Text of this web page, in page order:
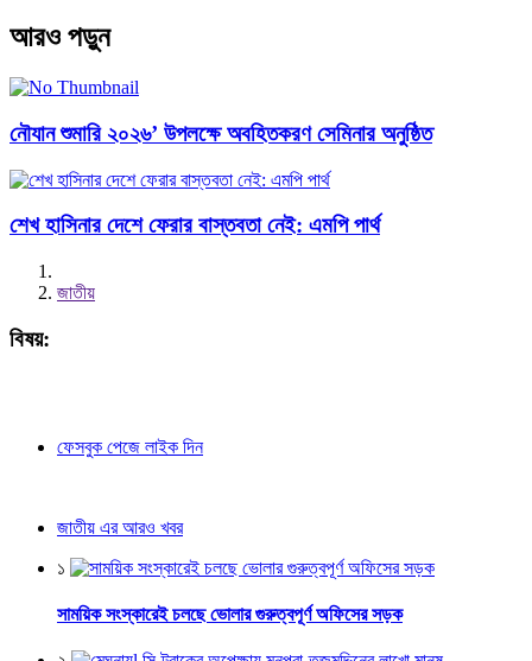
আরও পড়ুন
নৌযান শুমারি ২০২৬’ উপলক্ষে অবহিতকরণ সেমিনার অনুষ্ঠিত
শেখ হাসিনার দেশে ফেরার বাস্তবতা নেই: এমপি পার্থ
জাতীয়
বিষয়:
ফেসবুক পেজে লাইক দিন
জাতীয় এর আরও খবর
১
সাময়িক সংস্কারেই চলছে ভোলার গুরুত্বপূর্ণ অফিসের সড়ক